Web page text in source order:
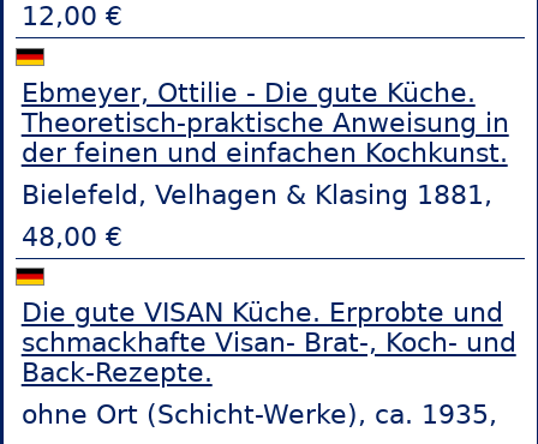
12,00 €
Ebmeyer, Ottilie - Die gute Küche.
Theoretisch-praktische Anweisung in
der feinen und einfachen Kochkunst.
Bielefeld, Velhagen & Klasing 1881,
48,00 €
Die gute VISAN Küche. Erprobte und
schmackhafte Visan- Brat-, Koch- und
Back-Rezepte.
ohne Ort (Schicht-Werke), ca. 1935,